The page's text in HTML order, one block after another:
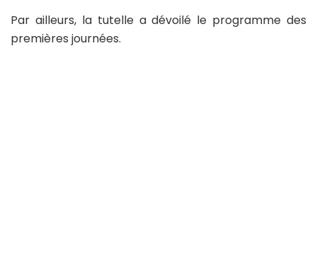
Par ailleurs, la tutelle a dévoilé le programme des
premières journées.